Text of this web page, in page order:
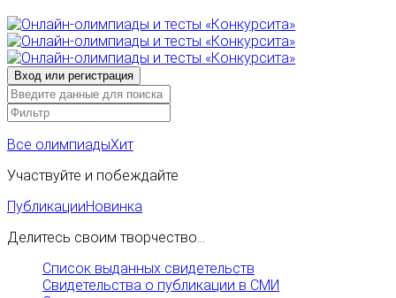
Все олимпиадыХит
Участвуйте и побеждайте
ПубликацииНовинка
Делитесь своим творчество...
Список выданных свидетельств
Свидетельства о публикации в СМИ